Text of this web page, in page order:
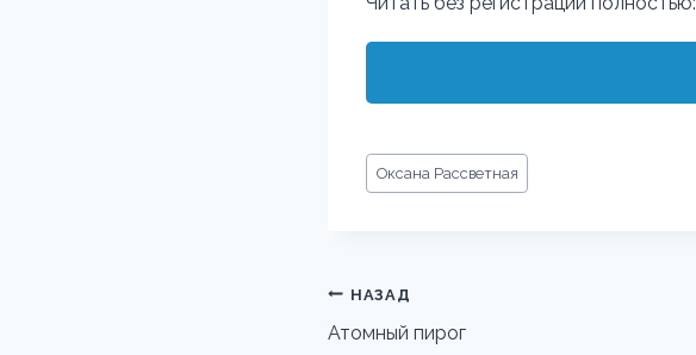
Метки
записи:
Оксана Рассветная
Навигация
по
НАЗАД
Атомный пирог